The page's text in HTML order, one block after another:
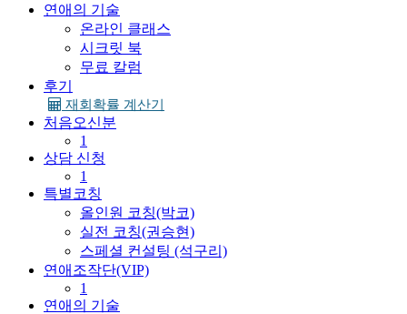
연애의 기술
온라인 클래스
시크릿 북
무료 칼럼
후기
재회확률 계산기
처음오신분
1
상담 신청
1
특별코칭
올인원 코칭(박코)
실전 코칭(권승현)
스페셜 컨설팅 (석구리)
연애조작단(VIP)
1
연애의 기술